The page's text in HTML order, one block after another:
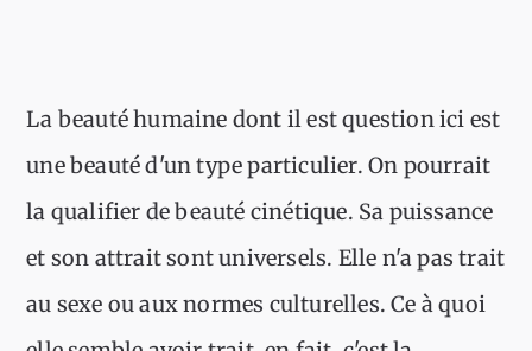
La beauté humaine dont il est question ici est
une beauté d'un type particulier. On pourrait
la qualifier de beauté cinétique. Sa puissance
et son attrait sont universels. Elle n'a pas trait
au sexe ou aux normes culturelles. Ce à quoi